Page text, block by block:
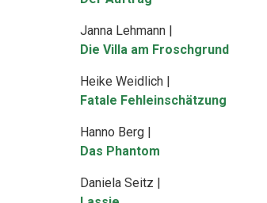
Janna Lehmann |
Die Villa am Froschgrund
Heike Weidlich |
Fatale Fehleinschätzung
Hanno Berg |
Das Phantom
Daniela Seitz |